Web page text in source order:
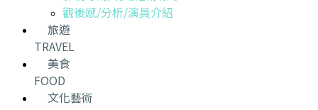
觀後感/分析/演員介紹
旅遊
TRAVEL
美食
FOOD
文化藝術